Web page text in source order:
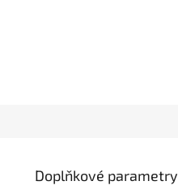
Doplňkové parametry